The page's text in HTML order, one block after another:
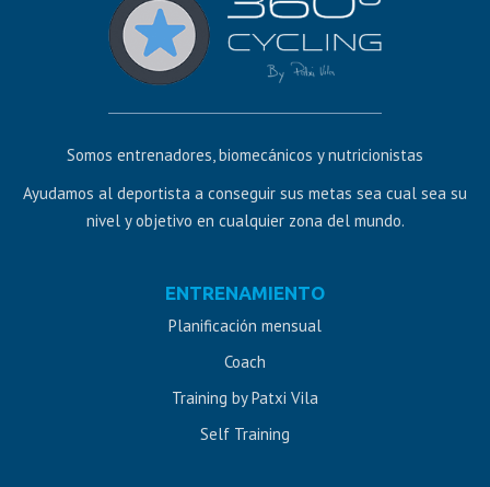
Somos entrenadores, biomecánicos y nutricionistas
Ayudamos al deportista a conseguir sus metas sea cual sea su
nivel y objetivo en cualquier zona del mundo.
Diseño
web
ENTRENAMIENTO
Planificación mensual
Coach
Training by Patxi Vila
Self Training